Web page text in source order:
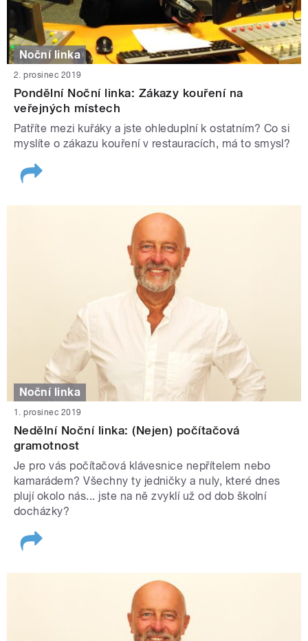
Noční linka
2. prosinec 2019
Pondělní Noční linka: Zákazy kouření na
veřejných místech
Patříte mezi kuřáky a jste ohleduplní k ostatním? Co si
myslíte o zákazu kouření v restauracích, má to smysl?
Noční linka
1. prosinec 2019
Nedělní Noční linka: (Nejen) počítačová
gramotnost
Je pro vás počítačová klávesnice nepřítelem nebo
kamarádem? Všechny ty jedničky a nuly, které dnes
plují okolo nás... jste na ně zvyklí už od dob školní
docházky?